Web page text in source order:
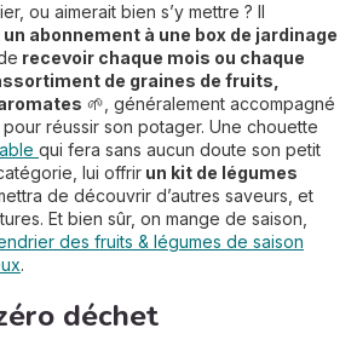
ou aimerait bien s’y mettre ? Il
un abonnement à une box de jardinage
recevoir chaque mois ou chaque
de graines de fruits,
🌱, généralement accompagné
réussir son potager. Une chouette
qui fera sans aucun doute son petit
lui offrir un kit de légumes
de découvrir d’autres saveurs, et
Et bien sûr, on mange de saison,
des fruits & légumes de saison
.
déchet